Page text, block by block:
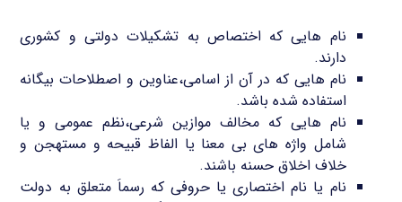
نام هایی که اختصاص به تشکیلات دولتی و کشوری
دارند.
نام هایی که در آن از اسامی،عناوین و اصطلاحات بیگانه
استفاده شده باشد.
نام هایی که مخالف موازین شرعی،نظم عمومی و یا
شامل واژه های بی معنا یا الفاظ قبیحه و مستهجن و
خلاف اخلاق حسنه باشند.
نام یا نام اختصاری یا حروفی که رسماَ متعلق به دولت